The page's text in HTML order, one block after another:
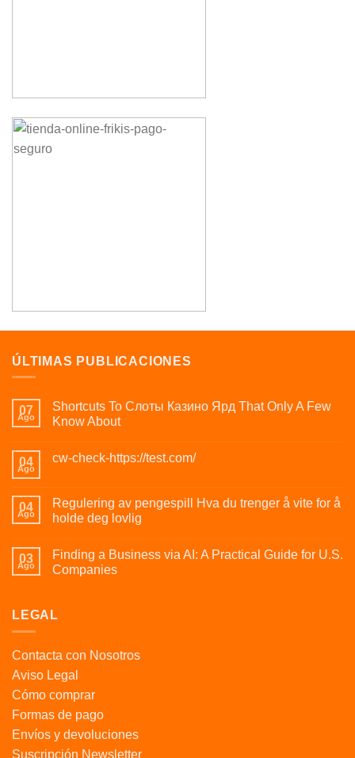
ÚLTIMAS PUBLICACIONES
07
Ago
Shortcuts To Слоты Казино Ярд That Only A Few
Know About
04
Ago
cw-check-https://test.com/
04
Ago
Regulering av pengespill Hva du trenger å vite for å
holde deg lovlig
03
Ago
Finding a Business via AI: A Practical Guide for U.S.
Companies
LEGAL
Contacta con Nosotros
Aviso Legal
Cómo comprar
Formas de pago
Envíos y devoluciones
Suscripción Newsletter